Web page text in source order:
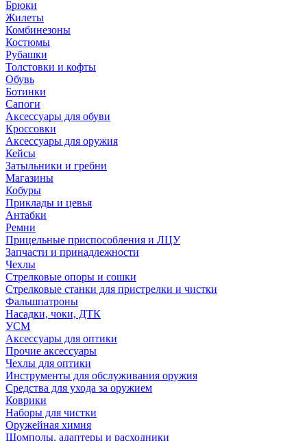
Брюки
Жилеты
Комбинезоны
Костюмы
Рубашки
Толстовки и кофты
Обувь
Ботинки
Сапоги
Аксессуары для обуви
Кроссовки
Аксессуары для оружия
Кейсы
Затыльники и гребни
Магазины
Кобуры
Приклады и цевья
Антабки
Ремни
Прицельные приспособления и ЛЦУ
Запчасти и принадлежности
Чехлы
Стрелковые опоры и сошки
Стрелковые станки для пристрелки и чистки
Фальшпатроны
Насадки, чоки, ДТК
УСМ
Аксессуары для оптики
Прочие аксессуары
Чехлы для оптики
Инструменты для обслуживания оружия
Средства для ухода за оружием
Коврики
Наборы для чистки
Оружейная химия
Шомполы, адаптеры и расходники